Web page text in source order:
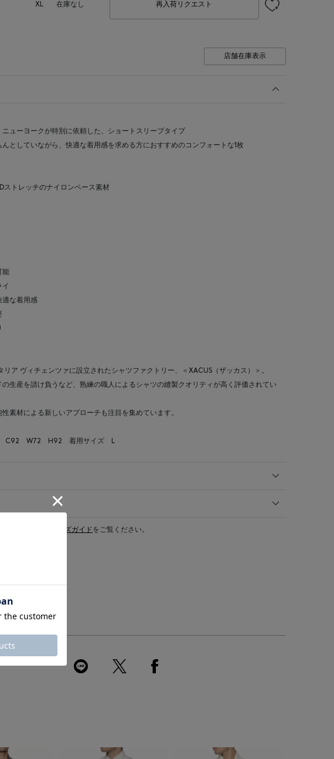
XL 在庫なし 再入荷リクエスト
店舗在庫表示
ューヨークが特別に依頼した、ショートスリーブタイプ
んとしていながら、快適な着用感を求める方におすすめのコンフォートな1枚
ストレッチのナイロンベース素材
能
イ
適な着用感
リア ヴィチェンツァに設立されたシャツファクトリー、＜XACUS（ザッカス）＞。
の生産を請け負うなど、熟練の職人によるシャツの縫製クオリティが高く評価されてい
性素材による新しいアプローチも注目を集めています。
C92 W72 H92 着用サイズ L
きましては、 サイズガイドをご覧ください。
て